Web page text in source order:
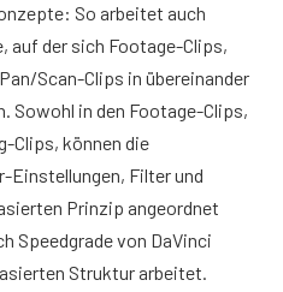
So arbeitet auch
auf der sich Footage-Clips,
Scan-Clips in übereinander
Sowohl in den Footage-Clips,
Clips, können die
Einstellungen, Filter und
Prinzip angeordnet
Speedgrade von DaVinci
Struktur arbeitet.